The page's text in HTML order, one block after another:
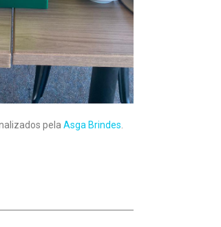
pela Asga Brindes